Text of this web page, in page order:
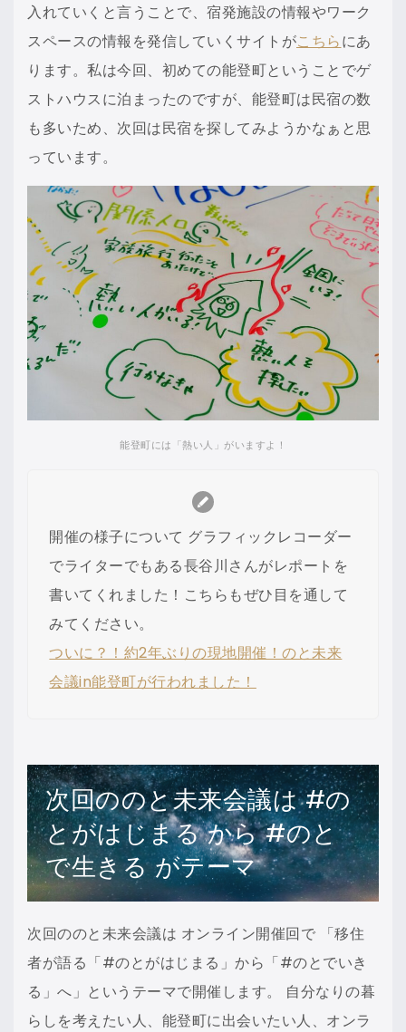
入れていくと言うことで、宿発施設の情報やワーク
スペースの情報を発信していくサイトがこちらにあ
ります。私は今回、初めての能登町ということでゲ
ストハウスに泊まったのですが、能登町は民宿の数
も多いため、次回は民宿を探してみようかなぁと思
っています。
能登町には「熱い人」がいますよ！
開催の様子について グラフィックレコーダー
でライターでもある長谷川さんがレポートを
書いてくれました！こちらもぜひ目を通して
みてください。
ついに？！約2年ぶりの現地開催！のと未来
会議in能登町が行われました！
次回ののと未来会議は #の
とがはじまる から #のと
で生きる がテーマ
次回ののと未来会議は オンライン開催回で 「移住
者が語る「#のとがはじまる」から「#のとでいき
る」へ」というテーマで開催します。 自分なりの暮
らしを考えたい人、能登町に出会いたい人、オンラ